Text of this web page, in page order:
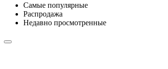
Самые популярные
Распродажа
Недавно просмотренные